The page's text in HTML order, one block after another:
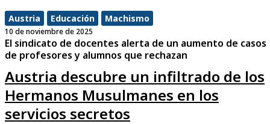
Austria Educación Machismo
10 de noviembre de 2025
El sindicato de docentes alerta de un aumento de casos
de profesores y alumnos que rechazan
Austria descubre un infiltrado de los
Hermanos Musulmanes en los
servicios secretos